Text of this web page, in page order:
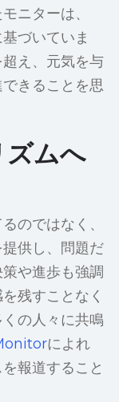
ニターは、
づいていま
え、元気を与
きることを思
ズムへ
のではなく、
供し、問題だ
や進歩も強調
残すことなく
の人々に共鳴
によれ
報道すること